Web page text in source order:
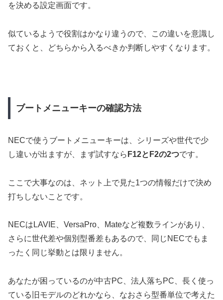
を決める設定画面です。
似ているようで役割はかなり違うので、この違いを意識し
ておくと、どちらから入るべきか判断しやすくなります。
ブートメニューキーの確認方法
NECで使うブートメニューキーは、シリーズや世代で少
し違いが出ますが、まず試すなら F12とF2の2つです。
ここで大事なのは、ネット上で見た1つの情報だけで決め
打ちしないことです。
NECはLAVIE、VersaPro、Mateなど複数ラインがあり、
さらに世代差や個別型番差もあるので、同じNECでもま
ったく同じ挙動とは限りません。
あなたが困っているのが中古PC、法人落ちPC、長く使っ
ている旧モデルのどれかなら、なおさら型番単位で考えた